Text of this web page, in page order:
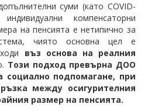
суми (като COVID-
компенсаторни
на пенсията е нетипично за
чиято основна цел е
въз основа на реалния
Този подход превърна ДОО
социално подпомагане, при
между осигурителния
размер на пенсията.